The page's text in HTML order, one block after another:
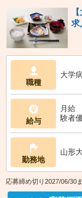
求
職種
大学
給与
月給
験者
勤務地
山形
応募締め切り2027/06/30